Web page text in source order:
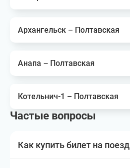
Архангельск – Полтавская
Анапа – Полтавская
Котельнич-1 – Полтавская
Частые вопросы
Как купить билет на поезд